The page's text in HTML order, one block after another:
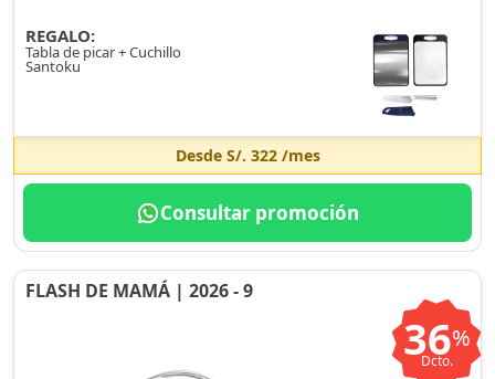
REGALO:
Tabla de picar + Cuchillo
Santoku
Desde S/. 322/mes
Consultar promoción
FLASH DE MAMÁ | 2026 - 9
36%
Dcto.